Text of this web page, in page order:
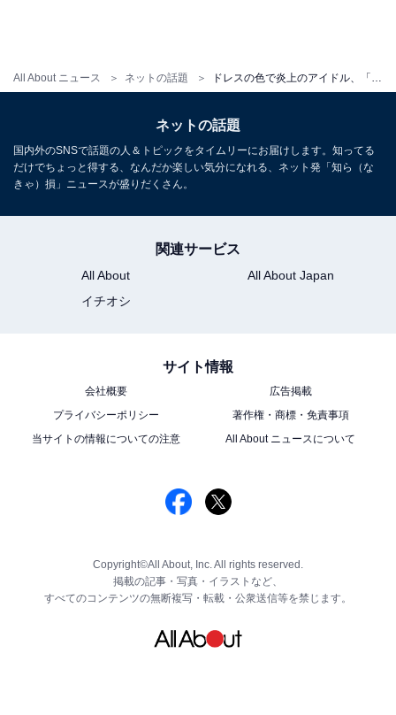
All About ニュース ネットの話題
ネットの話題
国内外のSNSで話題の人＆トピックをタイムリーにお届けします。知ってる
だけでちょっと得する、なんだか楽しい気分になれる、ネット発「知ら（な
きゃ）損」ニュースが盛りだくさん。
関連サービス
All About
All About Japan
イチオシ
サイト情報
会社概要
広告掲載
プライバシーポリシー
著作権・商標・免責事項
当サイトの情報についての注意
All About ニュースについて
Copyright©All About, Inc. All rights reserved.
掲載の記事・写真・イラストなど、
すべてのコンテンツの無断複写・転載・公衆送信等を禁じます。